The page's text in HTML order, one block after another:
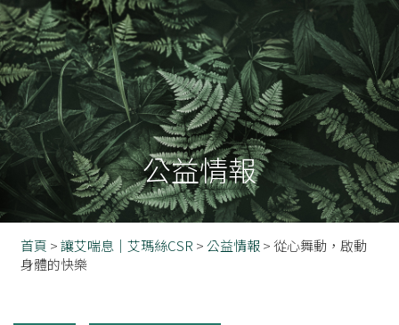
公益情報
首頁 >讓艾喘息｜艾瑪絲CSR >公益情報>從心舞動，啟動
身體的快樂